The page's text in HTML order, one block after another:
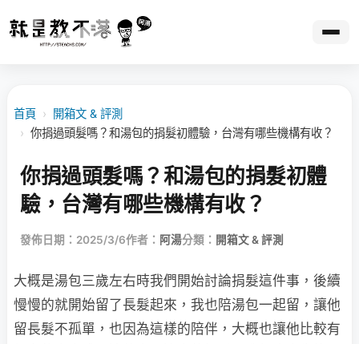
首頁 ›
開箱文 & 評測
› 你捐過頭髮嗎？和湯包的捐髮初體驗，台灣有哪些機構有收？
你捐過頭髮嗎？和湯包的捐髮初體
驗，台灣有哪些機構有收？
發佈日期：2025/3/6作者： 阿湯分類： 開箱文 & 評測
大概是湯包三歲左右時我們開始討論捐髮這件事，後續
慢慢的就開始留了長髮起來，我也陪湯包一起留，讓他
留長髮不孤單，也因為這樣的陪伴，大概也讓他比較有